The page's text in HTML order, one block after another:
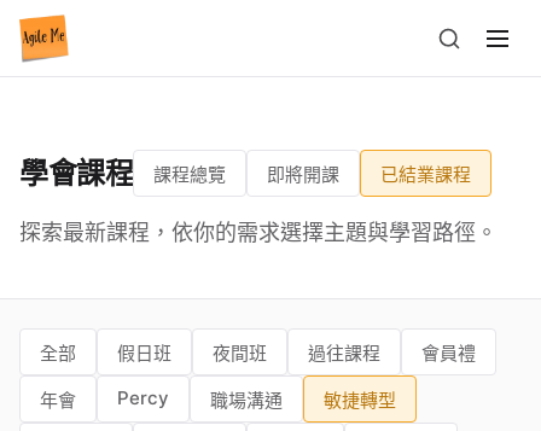
學會課程 課程總覽 即將開課 已結業課程
探索最新課程，依你的需求選擇主題與學習路徑。
全部 假日班 夜間班 過往課程 會員禮
年會 Percy 職場溝通 敏捷轉型